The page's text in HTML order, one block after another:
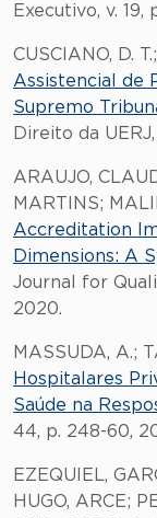
Executivo, v. 19,
CUSCIANO, D.
Assistencial de
Supremo
Direito da
ARAUJO,
MARTINS;
Accreditation
Dimensions: A
Journal for
2020.
MASSUDA, A.;
Hospitalares
Saúde na
44, p. 248-60,
EZEQUIEL,
HUGO, ARCE;